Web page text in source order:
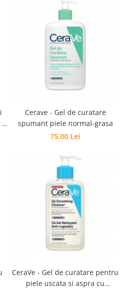
Cerave - Gel de curatare
spumant piele normal-grasa
75,00 Lei
CeraVe - Gel de curatare pentru
piele uscata si aspra cu